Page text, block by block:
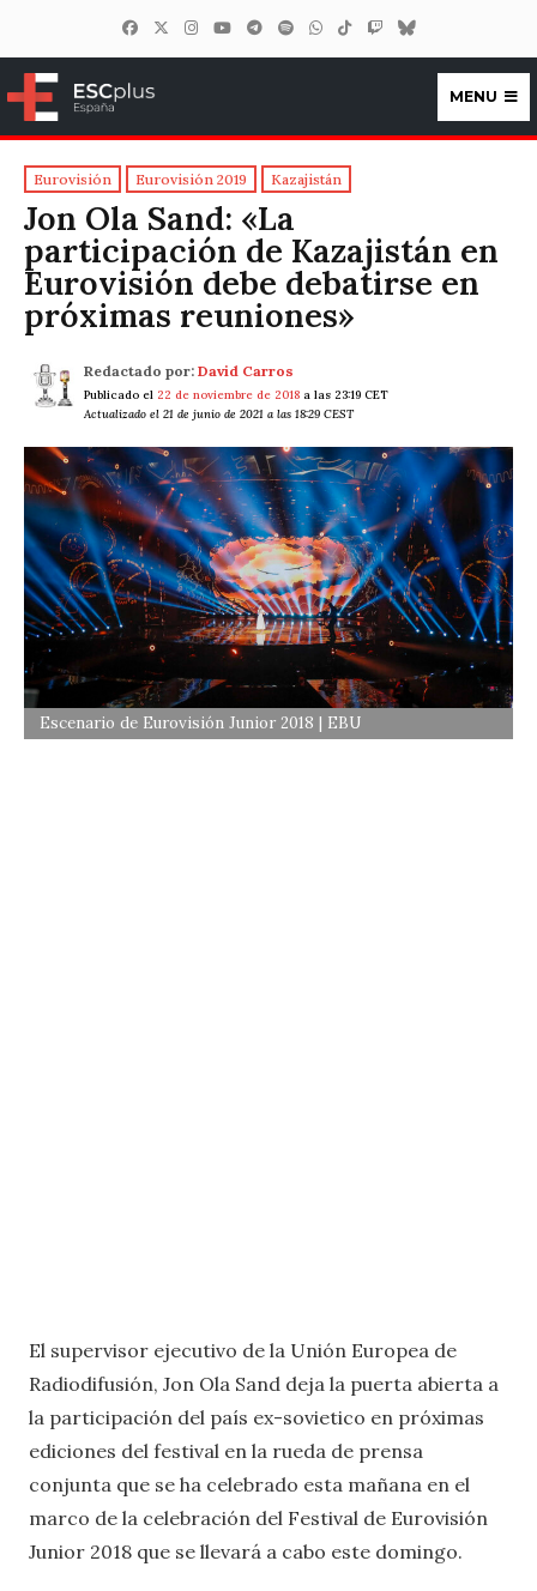
ESCplus España
MENU
Eurovisión Eurovisión 2019 Kazajistán
Jon Ola Sand: «La
participación de Kazajistán en
Eurovisión debe debatirse en
próximas reuniones»
Redactado por: David Carros
Publicado el 22 de noviembre de 2018 a las 23:19 CET
Actualizado el 21 de junio de 2021 a las 18:29 CEST
Escenario de Eurovisión Junior 2018 | EBU
El supervisor ejecutivo de la Unión Europea de
Radiodifusión, Jon Ola Sand deja la puerta abierta a
la participación del país ex-sovietico en próximas
ediciones del festival en la rueda de prensa
conjunta que se ha celebrado esta mañana en el
marco de la celebración del Festival de Eurovisión
Junior 2018 que se llevará a cabo este domingo.